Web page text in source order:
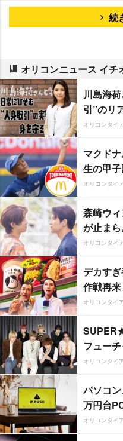
続
オリコンニュース イチ
川島海
引”のリ
オリコンタイ
マクド
生の甲子
オリコンタイ
森崎ウ
が止まら
オリコンタイ
デカす
作戦再来
オリコンタイ
フュー
オリコンタイ
パソコ
万円台
オリコンタイ